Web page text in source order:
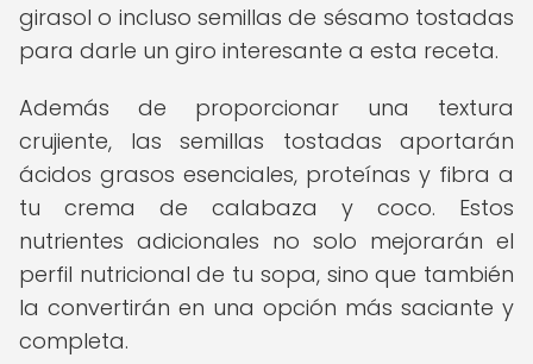
girasol o incluso semillas de sésamo tostadas
para darle un giro interesante a esta receta.
Además de proporcionar una textura
crujiente, las semillas tostadas aportarán
ácidos grasos esenciales, proteínas y fibra a
tu crema de calabaza y coco. Estos
nutrientes adicionales no solo mejorarán el
perfil nutricional de tu sopa, sino que también
la convertirán en una opción más saciante y
completa.